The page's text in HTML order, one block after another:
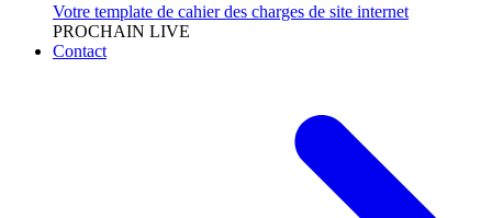
Votre template de cahier des charges de site internet
PROCHAIN LIVE
Contact